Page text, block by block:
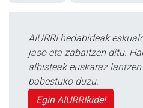
AIURRI hedabideak
jaso eta zabaltzen ditu.
albisteak euskaraz
babestuko duzu.
Egin AIURRIkide!